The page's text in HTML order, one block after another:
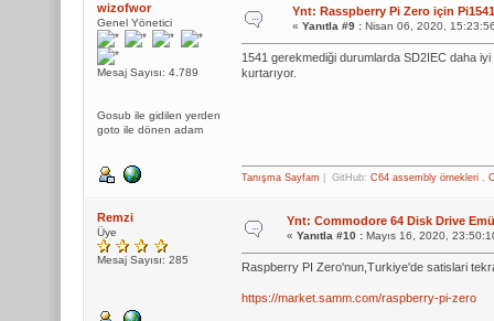
wizofwor
Genel Yönetici
Mesaj Sayısı: 4.789
Gosub ile gidilen yerden
goto ile dönen adam
Ynt: Rasspberry Pi Zero için
« Yanıtla #9 :Nisan 06, 2020,
1541 gerekmediği durumlarda SD2IEC daha
kurtarıyor.
Tanışma Sayfam | GitHub: C64 assembly örnekleri,
Remzi
Üye
Mesaj Sayısı: 285
Ynt: Commodore 64 Disk Drive
« Yanıtla #10 :Mayıs 16, 2020,
Raspberry PI Zero'nun,Turkiye'de satislari
https://market.samm.com/raspberry-pi-zero